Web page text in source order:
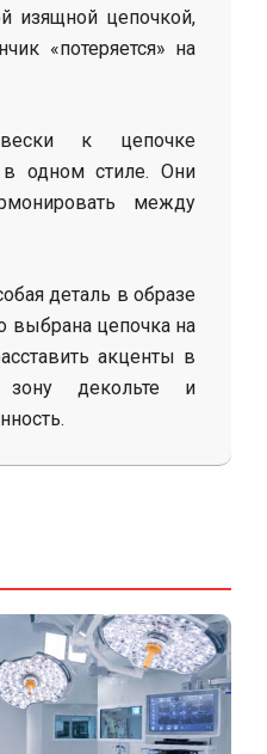
изящной цепочкой,
«потеряется» на
к цепочке
в одном стиле. Они
между
деталь в образе
выбрана цепочка на
акценты в
зону декольте и